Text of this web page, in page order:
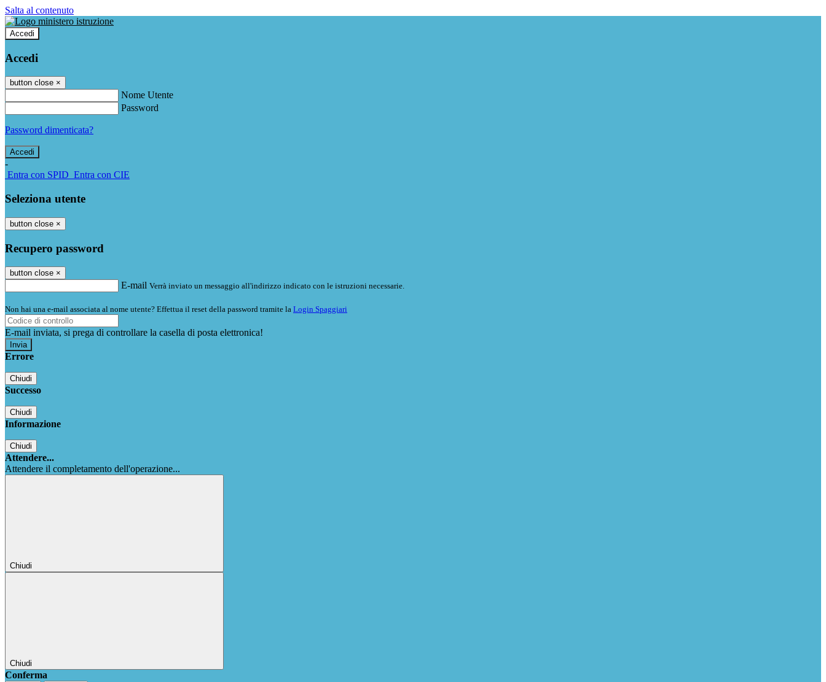
Salta al contenuto
Accedi
Accedi
button close ×
Nome Utente
Password
Password dimenticata?
-
Entra con SPID Entra con CIE
Seleziona utente
button close ×
Recupero password
button close ×
E-mail Verrà inviato un messaggio all'indirizzo indicato con le istruzioni necessarie.
Non hai una e-mail associata al nome utente? Effettua il reset della password tramite la Login Spaggiari
E-mail inviata, si prega di controllare la casella di posta elettronica!
Errore
Chiudi
Successo
Chiudi
Informazione
Chiudi
Attendere...
Attendere il completamento dell'operazione...
Chiudi
Chiudi
Conferma